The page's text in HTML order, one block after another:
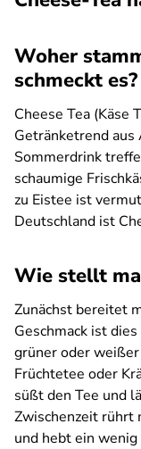
Woher
schmeckt es?
Cheese Tea (Käse
Getränketrend
Sommerdrink
schaumige
zu Eistee ist
Deutschland ist
Wie stellt
Zunächst bereitet
Geschmack ist
grüner oder weißer
Früchtetee oder
süßt den Tee und
Zwischenzeit rührt
und hebt ein